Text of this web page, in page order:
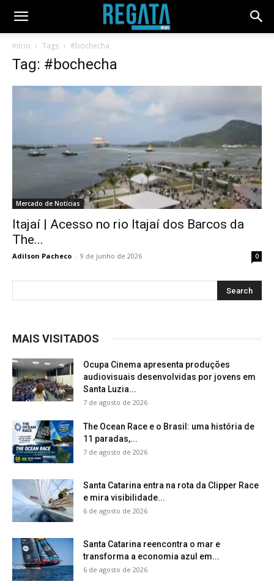
Início Tags #bochecha
Tag: #bochecha
Mercado de Notícias
Itajaí | Acesso no rio Itajaí dos Barcos da
The...
Adilson Pacheco - 9 de junho de 2026 0
MAIS VISITADOS
Ocupa Cinema apresenta produções
audiovisuais desenvolvidas por jovens em
Santa Luzia...
7 de agosto de 2026
The Ocean Race e o Brasil: uma história de
11 paradas,...
7 de agosto de 2026
Santa Catarina entra na rota da Clipper Race
e mira visibilidade...
6 de agosto de 2026
Santa Catarina reencontra o mar e
transforma a economia azul em...
6 de agosto de 2026